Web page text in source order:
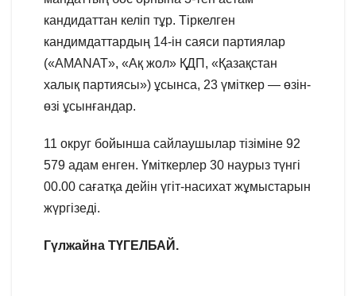
кандидаттан келіп тұр. Тіркелген
кандимдаттардың 14-ін саяси партиялар
(«AMANAT», «Ақ жол» ҚДП, «Қазақстан
халық партиясы») ұсынса, 23 үміткер — өзін-
өзі ұсынғандар.
11 округ бойынша сайлаушылар тізіміне 92
579 адам енген. Үміткерлер 30 наурыз түнгі
00.00 сағатқа дейін үгіт-насихат жұмыстарын
жүргізеді.
Гүлжайна ТҮГЕЛБАЙ.